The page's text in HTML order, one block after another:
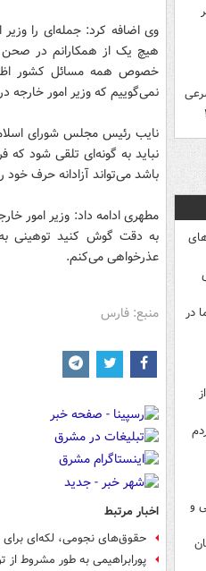
در
و
وی اضافه کرد: جمله‌ای را
هیچ یک از همکارانم در صحن
خصوص همه مسائل کشور
نمی‌گوییم که وزیر امور
نایب رئیس مجلس شورای
نباید به گونه‌ای تلقی شود که
باشد می‌تواند آزادانه حرف خود
مطهری ادامه داد: وزیر امور
به دقت گوش کنید توهینی
عذرخواهی می‌کنم.
منبع: فارس
اخبار مرتبط
حقوق‌های نجومی، لکه‌ای
پورابراهیمی به طور مشروط